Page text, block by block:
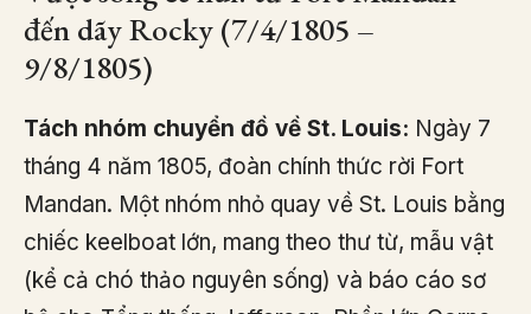
đến dãy Rocky (7/4/1805 –
9/8/1805)
Tách nhóm chuyển đồ về St. Louis: Ngày 7
tháng 4 năm 1805, đoàn chính thức rời Fort
Mandan. Một nhóm nhỏ quay về St. Louis bằng
chiếc keelboat lớn, mang theo thư từ, mẫu vật
(kể cả chó thảo nguyên sống) và báo cáo sơ